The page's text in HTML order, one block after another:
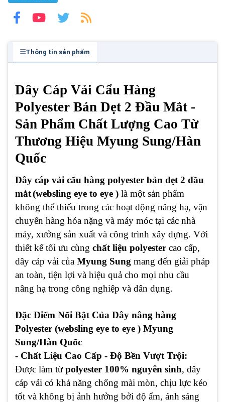
Thông tin sản phẩm
Dây Cáp Vải Cẩu Hàng
Polyester Bản Dẹt 2 Đầu Mắt -
Sản Phẩm Chất Lượng Cao Từ
Thương Hiệu Myung Sung/Hàn
Quốc
Dây cáp vải cẩu hàng polyester bản dẹt 2 đầu
mắt(websling eye to eye ) là một sản phẩm
không thể thiếu trong các hoạt động nâng hạ, vận
chuyển hàng hóa nặng và máy móc tại các nhà
máy, xưởng sản xuất và công trình xây dựng. Với
thiết kế tối ưu cùng chất liệu polyester cao cấp,
dây cáp vải của Myung Sung mang đến giải pháp
an toàn, tiện lợi và hiệu quả cho mọi nhu cầu
nâng hạ trong công nghiệp và dân dụng.
Đặc Điểm Nổi Bật Của Dây nâng hàng
Polyester (websling eye to eye ) Myung
Sung/Hàn Quốc
- Chất Liệu Cao Cấp - Độ Bền Vượt Trội:
Được làm từpolyester 100% nguyên sinh, dây
cáp vải có khả năng chống mài mòn, chịu lực kéo
tốt và không bị ảnh hưởng bởi độ ẩm, ánh sáng